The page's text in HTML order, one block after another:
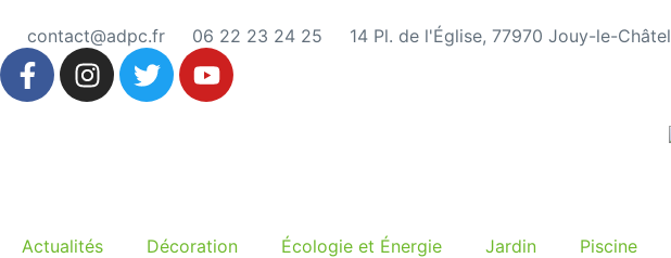
contact@adpc.fr 06 22 23 24 25 14 Pl. de l'Église, 77970 Jouy-le-Châtel
Actualités Décoration Écologie et Énergie Jardin Piscine